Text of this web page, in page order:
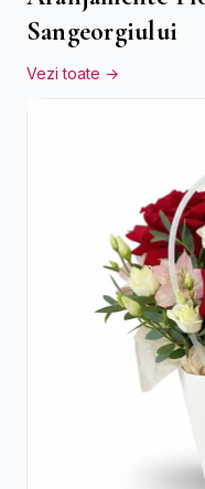
Sangeorgiului
Vezi toate →